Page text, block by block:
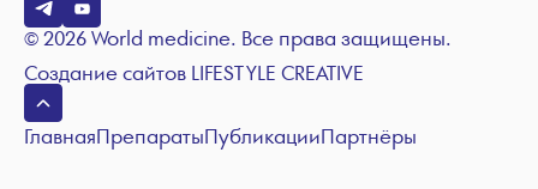
© 2026 World medicine. Все права защищены.
Создание сайтов LIFESTYLE CREATIVE
ГлавнаяПрепаратыПубликацииПартнёры